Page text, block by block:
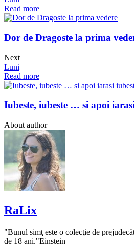
Read more
Dor de Dragoste la prima
Next
Luni
Read more
Iubeste, iubeste … si apoi
About author
RaLix
"Bunul simţ este o colecţie de
de 18 ani."Einstein